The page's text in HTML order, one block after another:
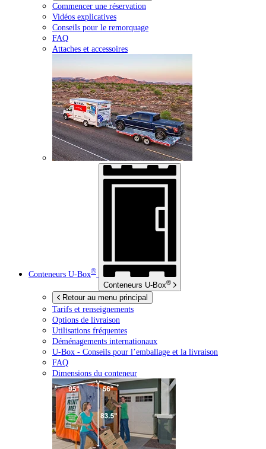
Commencer une réservation
Vidéos explicatives
Conseils pour le remorquage
FAQ
Attaches et accessoires
Conteneurs U-Box®
Conteneurs U-Box®
Retour au menu principal
Tarifs et renseignements
Options de livraison
Utilisations fréquentes
Déménagements internationaux
U-Box - Conseils pour l’emballage et la livraison
FAQ
Dimensions du conteneur